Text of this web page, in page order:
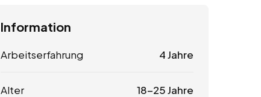
Information
Arbeitserfahrung 4 Jahre
Alter 18-25 Jahre